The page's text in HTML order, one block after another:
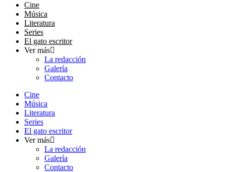
Cine
Música
Literatura
Series
El gato escritor
Ver más
La redacción
Galería
Contacto
Cine
Música
Literatura
Series
El gato escritor
Ver más
La redacción
Galería
Contacto